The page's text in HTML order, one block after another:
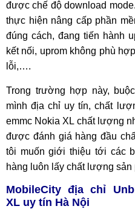
được chế độ download
thực hiện nâng cấp phần
đúng cách, đang tiến hành
kết nối, uprom không phù
lỗi,….
Trong trường hợp này,
mình địa chỉ uy tín, chất
emmc Nokia XL chất lượng
được đánh giá hàng đầu
tôi muốn giới thiệu tới các
hàng luôn lấy chất lượng sản
MobileCity địa chỉ
XL uy tín Hà Nội